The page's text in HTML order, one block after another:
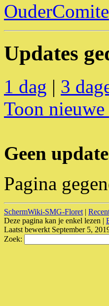
OuderComite
Updates
1 dag | 3
Toon nieuwe
Geen
Pagina
SchermWiki-SMG-Floret |
Deze pagina kan je enkel lezen |
Laatst bewerkt September 5,
Zoek: